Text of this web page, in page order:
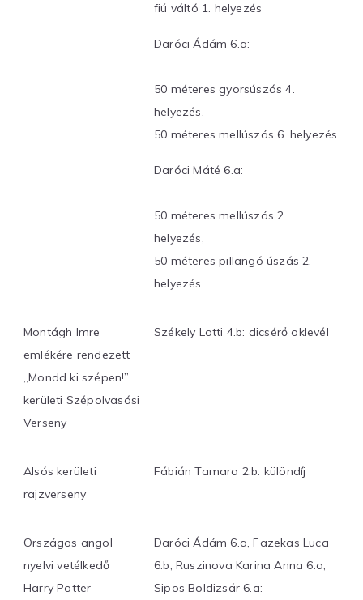
fiú váltó 1. helyezés
Daróci Ádám 6.a:
50 méteres gyorsúszás 4.
helyezés,
50 méteres mellúszás 6. helyezés
Daróci Máté 6.a:
50 méteres mellúszás 2.
helyezés,
50 méteres pillangó úszás 2.
helyezés
Montágh Imre
emlékére rendezett
„Mondd ki szépen!”
kerületi Szépolvasási
Verseny
Székely Lotti 4.b: dicsérő oklevél
Alsós kerületi
rajzverseny
Fábián Tamara 2.b: különdíj
Országos angol
nyelvi vetélkedő
Harry Potter
Daróci Ádám 6.a, Fazekas Luca
6.b, Ruszinova Karina Anna 6.a,
Sipos Boldizsár 6.a: